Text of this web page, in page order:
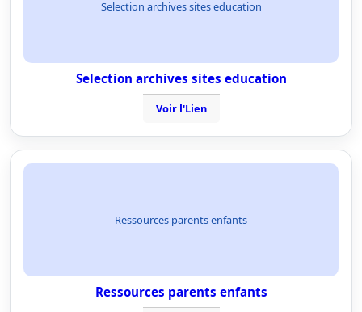
Selection archives sites education
Selection archives sites education
Voir l'Lien
Ressources parents enfants
Ressources parents enfants